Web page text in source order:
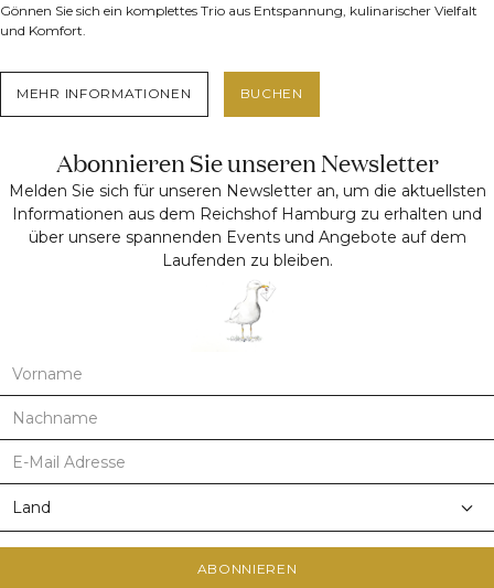
Gönnen Sie sich ein komplettes Trio aus Entspannung, kulinarischer Vielfalt
und Komfort.
MEHR INFORMATIONEN BUCHEN
Abonnieren Sie unseren Newsletter
Melden Sie sich für unseren Newsletter an, um die aktuellsten
Informationen aus dem Reichshof Hamburg zu erhalten und
über unsere spannenden Events und Angebote auf dem
Laufenden zu bleiben.
ABONNIEREN